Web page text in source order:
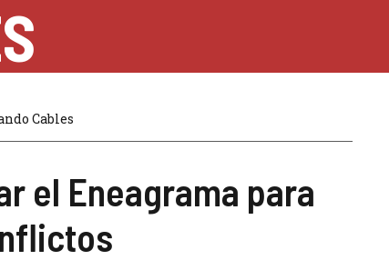
Cables
el Eneagrama para